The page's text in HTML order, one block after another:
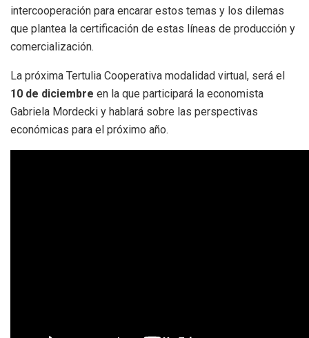
intercooperación para encarar estos temas y los dilemas
que plantea la certificación de estas líneas de producción y
comercialización.
La próxima Tertulia Cooperativa modalidad virtual, será el
10 de diciembre en la que participará la economista
Gabriela Mordecki y hablará sobre las perspectivas
económicas para el próximo año.